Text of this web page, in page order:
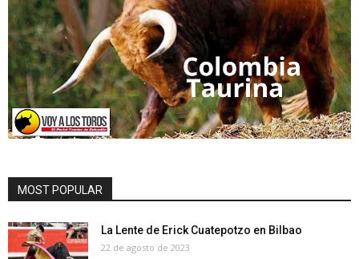
MOST POPULAR
La Lente de Erick Cuatepotzo en Bilbao
22 de agosto de 2023